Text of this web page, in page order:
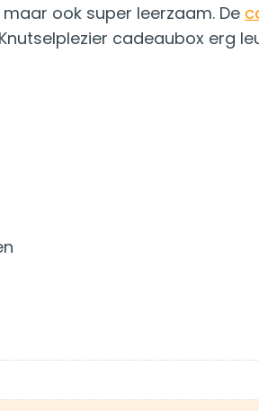
ook super leerzaam. De
cadeaubox erg